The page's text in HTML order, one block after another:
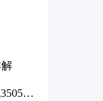
代